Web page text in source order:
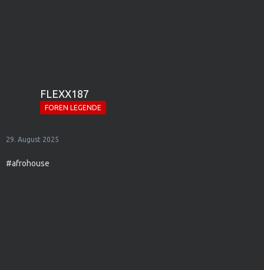
FLEXX187
FOREN LEGENDE
29. August 2025
#afrohouse